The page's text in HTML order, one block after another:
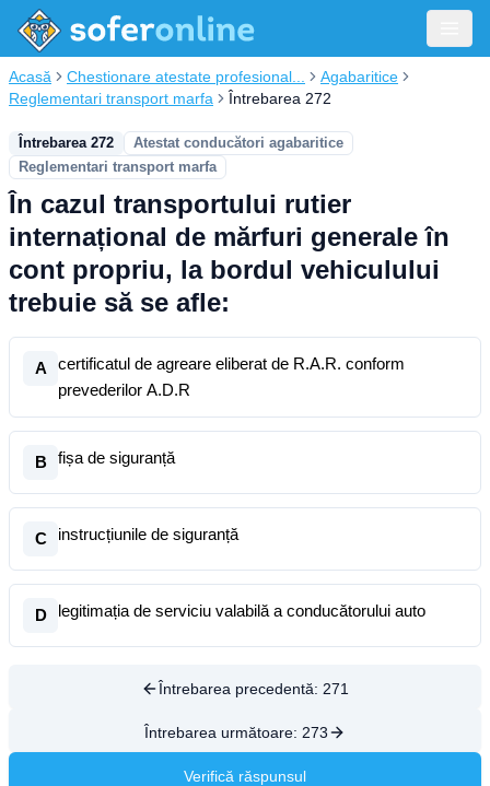
Acasă Chestionare atestate profesional...
Agabaritice
Reglementari transport marfa
Întrebarea 272
Întrebarea 272
Atestat conducători agabaritice
Reglementari transport marfa
În cazul transportului rutier
internațional de mărfuri generale în
cont propriu, la bordul vehiculului
trebuie să se afle:
A
certificatul de agreare eliberat de R.A.R. conform
prevederilor A.D.R
B fișa de siguranță
C instrucțiunile de siguranță
D legitimația de serviciu valabilă a conducătorului auto
Întrebarea precedentă: 271
Întrebarea următoare: 273
Verifică răspunsul